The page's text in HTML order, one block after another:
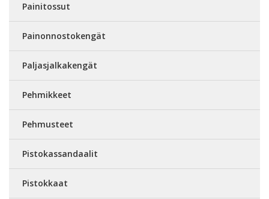
Painitossut
Painonnostokengät
Paljasjalkakengät
Pehmikkeet
Pehmusteet
Pistokassandaalit
Pistokkaat